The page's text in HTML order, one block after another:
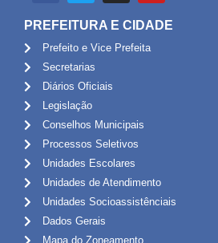
PREFEITURA E CIDADE
Prefeito e Vice Prefeita
Secretarias
Diários Oficiais
Legislação
Conselhos Municipais
Processos Seletivos
Unidades Escolares
Unidades de Atendimento
Unidades Socioassistênciais
Dados Gerais
Mapa do Zoneamento